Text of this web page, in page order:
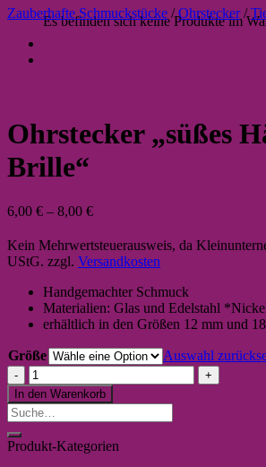
Es befinden sich keine Produkte im
Zauberhafte Schmuckstücke / Ohrstecker /
Ohrstecker „süßes
Brille“
6,00 € – 8,00 €
Kein Mehrwertsteuerausweis, da
UStG. zzgl. Versandkosten
Handgemachter Schmuck
Materialien: Glas und Edelstahl
erhältlich in den Größen 12 mm und
Größe
Auswahl
Ohrstecker
"süßes
Häschen
mit
Menge
In den Warenkorb
Suche
nach:
Produkt-Kategorien